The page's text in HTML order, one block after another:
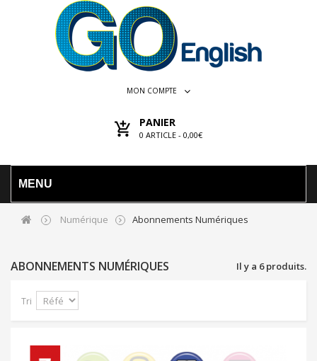
MON COMPTE
PANIER
0 ARTICLE - 0,00€
MENU
Numérique Abonnements Numériques
ABONNEMENTS NUMÉRIQUES Il y a 6 produits.
Tri